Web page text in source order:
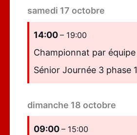
samedi 17 octobre
14:00 – 19:00
Championnat par équipe
Sénior Journée 3 phase 1
dimanche 18 octobre
09:00 – 15:00